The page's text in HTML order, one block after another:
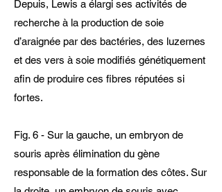
Depuis, Lewis a élargi ses activités de
recherche à la production de soie
d’araignée par des bactéries, des luzernes
et des vers à soie modifiés génétiquement
afin de produire ces fibres réputées si
fortes.
Fig. 6 - Sur la gauche, un embryon de
souris après élimination du gène
responsable de la formation des côtes. Sur